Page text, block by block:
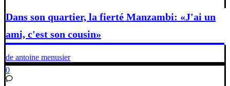
Dans son quartier, la fierté Manzambi: «J'ai un
ami, c'est son cousin»
de antoine menusier
0